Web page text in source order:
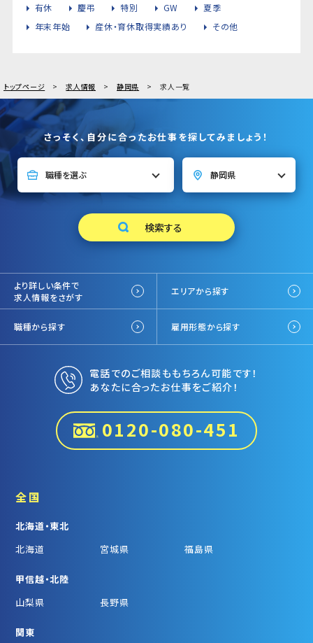
有休
慶弔 特別 GW
夏季
年末年始
産休・育休取得実績あり その他
トップページ 求人情報 静岡県 求人一覧
さっそく、自分に合ったお仕事を探してみましょう！
より詳しい条件で
求人情報をさがす
エリアから探す
職種から探す 雇用形態から探す
電話でのご相談ももちろん可能です！
あなたに合ったお仕事をご紹介！
0120-080-451
全国
北海道・東北
北海道
宮城県 福島県
甲信越・北陸
山梨県
長野県
関東